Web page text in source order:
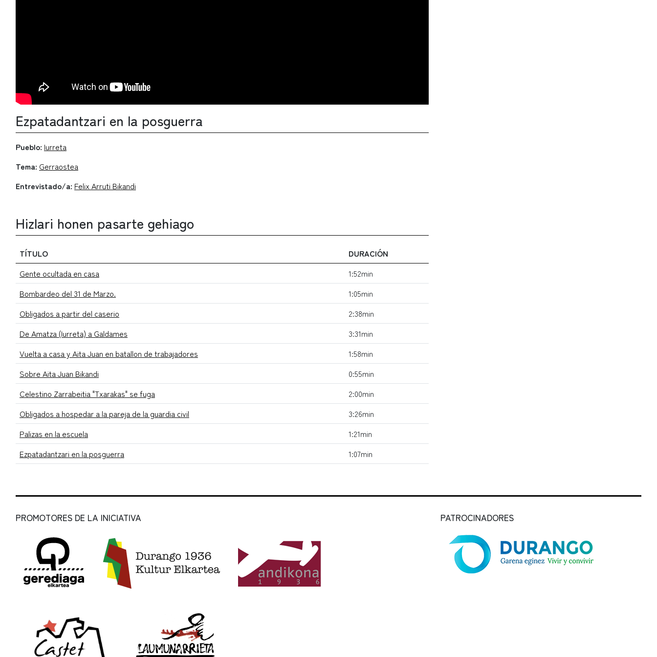
Ezpatadantzari en la posguerra
Pueblo: Iurreta
Tema: Gerraostea
Entrevistado/a: Felix Arruti Bikandi
Hizlari honen pasarte gehiago
TÍTULO
DURACIÓN
Gente ocultada en casa
1:52min
Bombardeo del 31 de Marzo.
1:05min
Obligados a partir del caserio
2:38min
De Amatza (Iurreta) a Galdames
3:31min
Vuelta a casa y Aita Juan en batallon de trabajadores
1:58min
Sobre Aita Juan Bikandi
0:55min
Celestino Zarrabeitia "Txarakas" se fuga
2:00min
Obligados a hospedar a la pareja de la guardia civil
3:26min
Palizas en la escuela
1:21min
Ezpatadantzari en la posguerra
1:07min
PROMOTORES DE LA INICIATIVA PATROCINADORES